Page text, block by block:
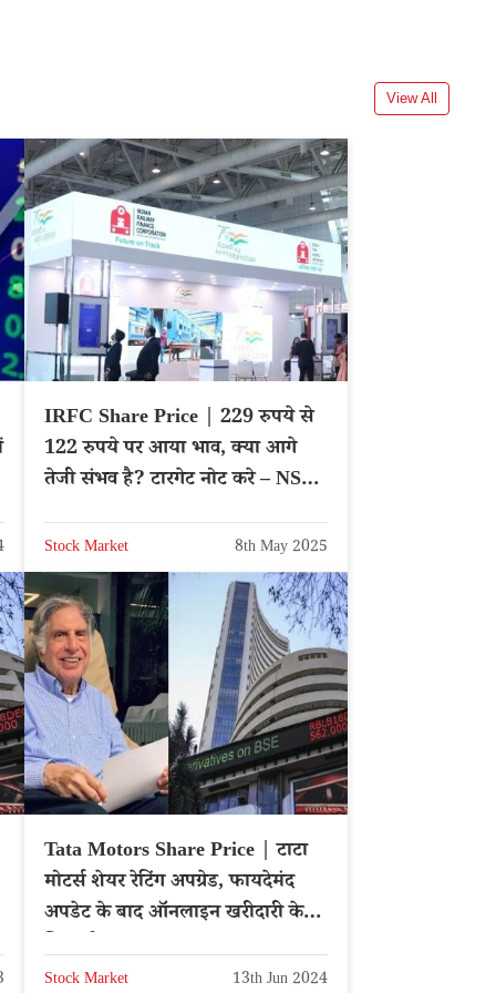
View All
IRFC Share Price | 229 रुपये से
122 रुपये पर आया भाव, क्या आगे
तेजी संभव है? टारगेट नोट करे – NSE:
Stock Market 8th May 2025
Tata Motors Share Price | टाटा
मोटर्स शेयर रेटिंग अपग्रेड, फायदेमंद
अपडेट के बाद ऑनलाइन खरीदारी के
Stock Market 13th Jun 2024